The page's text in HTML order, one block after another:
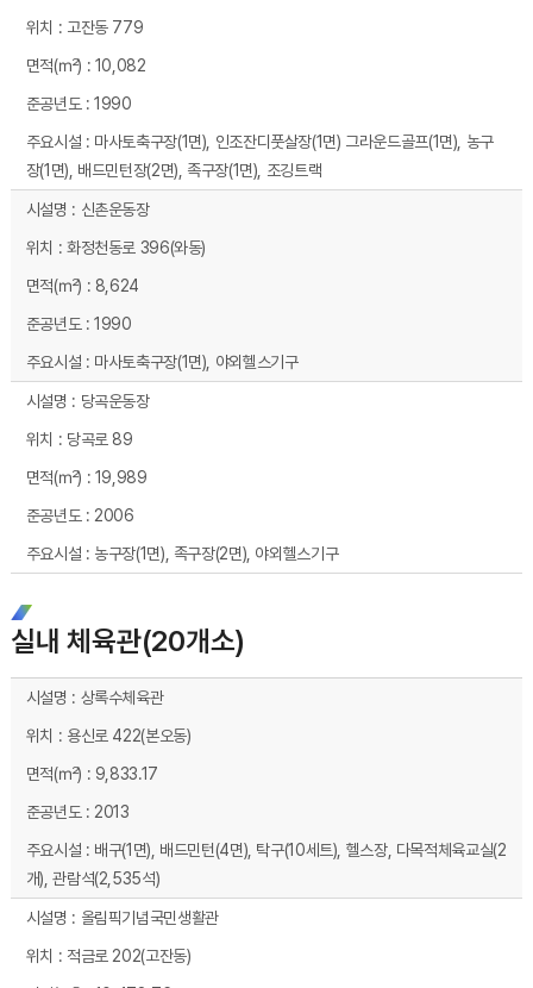
고잔동 779
10,082
1990
마사토축구장(1면), 인조잔디풋살장(1면) 그라운드골프(1면), 농구
장(1면), 배드민턴장(2면), 족구장(1면), 조깅트랙
신촌운동장
화정천동로 396(와동)
8,624
1990
마사토축구장(1면), 야외헬스기구
당곡운동장
당곡로 89
19,989
2006
농구장(1면), 족구장(2면), 야외헬스기구
실내 체육관(20개소)
상록수체육관
용신로 422(본오동)
9,833.17
2013
배구(1면), 배드민턴(4면), 탁구(10세트), 헬스장, 다목적체육교실(2
개), 관람석(2,535석)
올림픽기념국민생활관
적금로 202(고잔동)